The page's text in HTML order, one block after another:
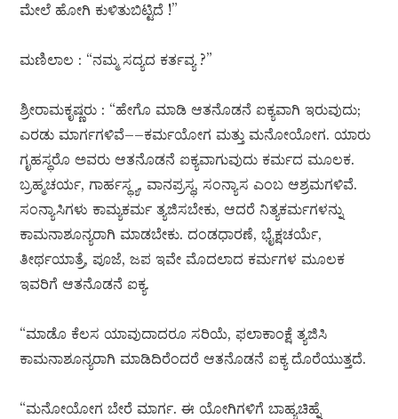
ಮೇಲೆ ಹೋಗಿ ಕುಳಿತುಬಿಟ್ಟಿದೆ !”
ಮಣಿಲಾಲ : “ನಮ್ಮ ಸದ್ಯದ ಕರ್ತವ್ಯ ?”
ಶ್ರೀರಾಮಕೃಷ್ಣರು : “ಹೇಗೊ ಮಾಡಿ ಆತನೊಡನೆ ಐಕ್ಯವಾಗಿ ಇರುವುದು;
ಎರಡು ಮಾರ್ಗಗಳಿವೆ––ಕರ್ಮಯೋಗ ಮತ್ತು ಮನೋಯೋಗ. ಯಾರು
ಗೃಹಸ್ಥರೊ ಅವರು ಆತನೊಡನೆ ಐಕ್ಯವಾಗುವುದು ಕರ್ಮದ ಮೂಲಕ.
ಬ್ರಹ್ಮಚರ್ಯ, ಗಾರ್ಹಸ್ಥ್ಯ, ವಾನಪ್ರಸ್ಥ, ಸಂನ್ಯಾಸ ಎಂಬ ಆಶ್ರಮಗಳಿವೆ.
ಸಂನ್ಯಾಸಿಗಳು ಕಾಮ್ಯಕರ್ಮ ತ್ಯಜಿಸಬೇಕು, ಆದರೆ ನಿತ್ಯಕರ್ಮಗಳನ್ನು
ಕಾಮನಾಶೂನ್ಯರಾಗಿ ಮಾಡಬೇಕು. ದಂಡಧಾರಣೆ, ಭೈಕ್ಷಚರ್ಯೆ,
ತೀರ್ಥಯಾತ್ರೆ, ಪೂಜೆ, ಜಪ ಇವೇ ಮೊದಲಾದ ಕರ್ಮಗಳ ಮೂಲಕ
ಇವರಿಗೆ ಆತನೊಡನೆ ಐಕ್ಯ.
“ಮಾಡೊ ಕೆಲಸ ಯಾವುದಾದರೂ ಸರಿಯೆ, ಫಲಾಕಾಂಕ್ಷೆ ತ್ಯಜಿಸಿ
ಕಾಮನಾಶೂನ್ಯರಾಗಿ ಮಾಡಿದಿರೆಂದರೆ ಆತನೊಡನೆ ಐಕ್ಯ ದೊರೆಯುತ್ತದೆ.
“ಮನೋಯೋಗ ಬೇರೆ ಮಾರ್ಗ. ಈ ಯೋಗಿಗಳಿಗೆ ಬಾಹ್ಯಚಿಹ್ನೆ